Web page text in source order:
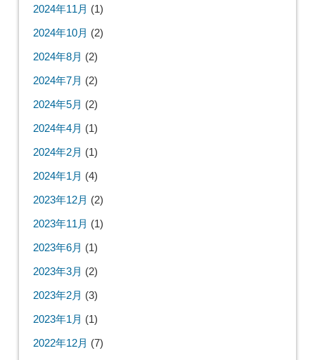
2024年11月 (1)
2024年10月 (2)
2024年8月 (2)
2024年7月 (2)
2024年5月 (2)
2024年4月 (1)
2024年2月 (1)
2024年1月 (4)
2023年12月 (2)
2023年11月 (1)
2023年6月 (1)
2023年3月 (2)
2023年2月 (3)
2023年1月 (1)
2022年12月 (7)